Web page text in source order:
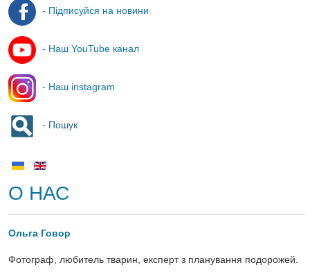
- Підписуйся на новини
- Наш YouTube канал
- Наш instagram
- Пошук
О НАС
Ольга Говор
Фотограф, любитель тварин, експерт з планування подорожей.